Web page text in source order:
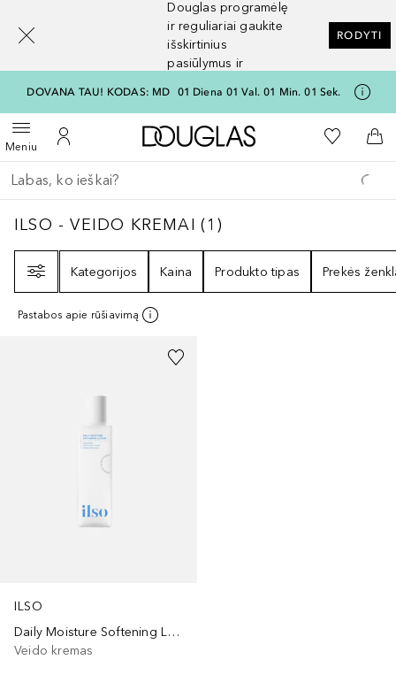
Douglas programėlę
ir reguliariai gaukite
išskirtinius
pasiūlymus ir
RODYTI
DOVANA TAU! KODAS: MD 01 Diena 01 Val. 01 Min. 01 Sek.
MeniuAtidaryti meniuĮ mano paskyrą
Į Douglas pagrindinį
Į mano
Į
Grįžk atgal
Vykdykite paiešką
ILSO - VEIDO KREMAI 1
ILSO - VEIDO KREMAI (1 )
Kategorijos
Kaina Produkto tipas Prekės
Pastabos apie rūšiavimą
ILSO
Daily Moisture Softening Lotion
Veido kremas
[navigation.slideout.screenreader]